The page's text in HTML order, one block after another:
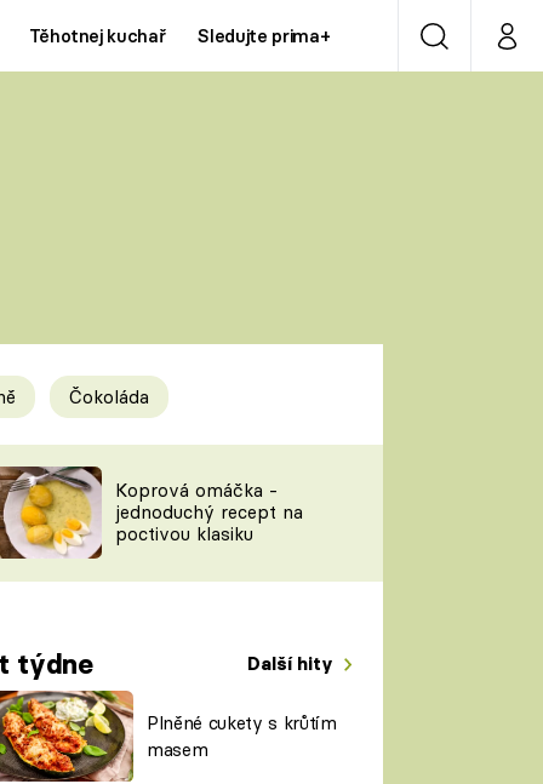
Těhotnej kuchař Sledujte prima+ VyhledáváníMůj
Prima LAJK
Sledujte nás
Čokoláda
Koprová omáčka -
jednoduchý recept na
poctivou klasiku
týdne Další hity
Plněné cukety s krůtím
masem